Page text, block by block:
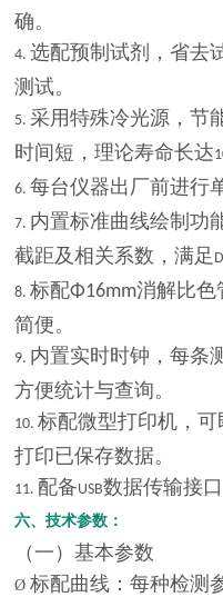
确。
4.选配预制试剂，省去
测试。
5.采用特殊冷光源，节
时间短，理论寿命长达
6.每台仪器出厂前进行
7. 内置标准曲线绘制功
截距及相关系数，满足
8.标配Φ16mm消解比色
简便。
9. 内置实时时钟，每条
方便统计与查询。
10.标配微型打印机，
打印已保存数据。
11. 配备USB数据传输接
六、技术参数：
（一）基本参数
Ø标配曲线：每种检测